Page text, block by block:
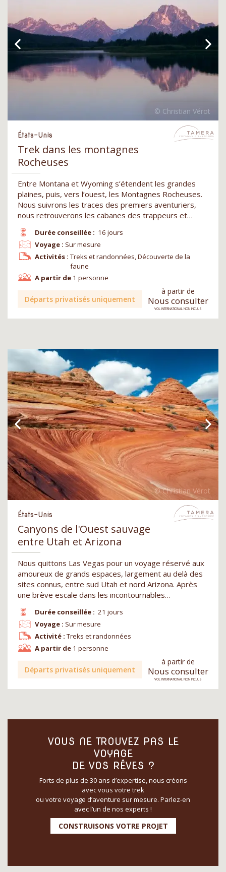
États-Unis
Trek dans les montagnes
Rocheuses
Entre Montana et Wyoming s’étendent les grandes
plaines, puis, vers l’ouest, les Montagnes Rocheuses.
Nous suivrons les traces des premiers aventuriers,
nous retrouverons les cabanes des trappeurs et…
Durée conseillée : 16 jours
Voyage : Sur mesure
Activités : Treks et randonnées, Découverte de la
faune
A partir de 1 personne
Départs privatisés uniquement
à partir de
Nous consulter
VOL INTERNATIONAL NON INCLUS
États-Unis
Canyons de l'Ouest sauvage
entre Utah et Arizona
Nous quittons Las Vegas pour un voyage réservé aux
amoureux de grands espaces, largement au delà des
sites connus, entre sud Utah et nord Arizona. Après
une brève escale dans les incontournables…
Durée conseillée : 21 jours
Voyage : Sur mesure
Activité : Treks et randonnées
A partir de 1 personne
Départs privatisés uniquement
à partir de
Nous consulter
VOL INTERNATIONAL NON INCLUS
VOUS NE TROUVEZ PAS LE
VOYAGE
DE VOS RÊVES ?
Forts de plus de 30 ans d’expertise, nous créons
avec vous votre trek
ou votre voyage d’aventure sur mesure. Parlez-en
avec l’un de nos experts !
CONSTRUISONS VOTRE PROJET